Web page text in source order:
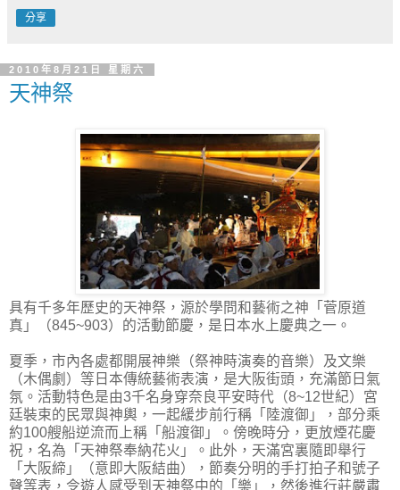
分享
2010年8月21日 星期六
天神祭
具有千多年歷史的天神祭，源於學問和藝術之神「菅原道
真」（845~903）的活動節慶，是日本水上慶典之一。
夏季，市內各處都開展神樂（祭神時演奏的音樂）及文樂
（木偶劇）等日本傳統藝術表演，是大阪街頭，充滿節日氣
氛。活動特色是由3千名身穿奈良平安時代（8~12世紀）宮
廷裝束的民眾與神輿，一起緩步前行稱「陸渡御」，部分乘
約100艘船逆流而上稱「船渡御」。傍晚時分，更放煙花慶
祝，名為「天神祭奉納花火」。此外，天滿宮裏隨即舉行
「大阪締」（意即大阪結曲），節奏分明的手打拍子和號子
聲等表，令遊人感受到天神祭中的「樂」，然後進行莊嚴肅